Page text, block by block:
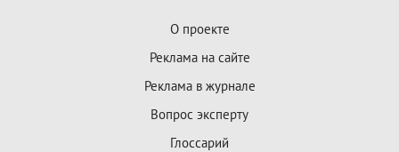
О проекте
Реклама на сайте
Реклама в журнале
Вопрос эксперту
Глоссарий